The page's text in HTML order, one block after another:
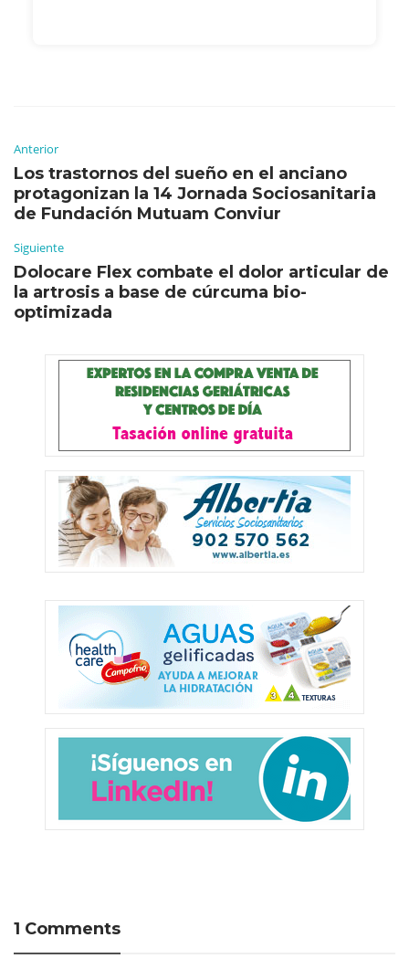
Anterior
Los trastornos del sueño en el anciano
protagonizan la 14 Jornada Sociosanitaria
de Fundación Mutuam Conviur
Siguiente
Dolocare Flex combate el dolor articular de
la artrosis a base de cúrcuma bio-
optimizada
1 Comments